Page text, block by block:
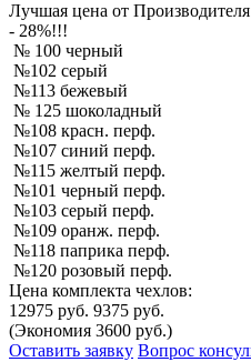
Лучшая цена от
- 28%!!!
№ 100 черный
№102 серый
№113 бежевый
№ 125 шоколадный
№108 красн. перф.
№107 синий перф.
№115 желтый перф.
№101 черный перф.
№103 серый перф.
№109 оранж. перф.
№118 паприка перф.
№120 розовый перф.
Цена комплекта чехлов:
12975 руб. 9375 руб.
(Экономия 3600 руб.)
Оставить заявку Вопрос